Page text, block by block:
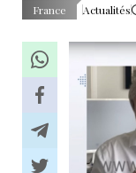
France Actualités